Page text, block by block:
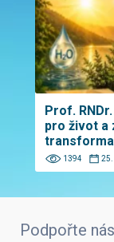
Prof.
pro život a
1394
Podpořte nás